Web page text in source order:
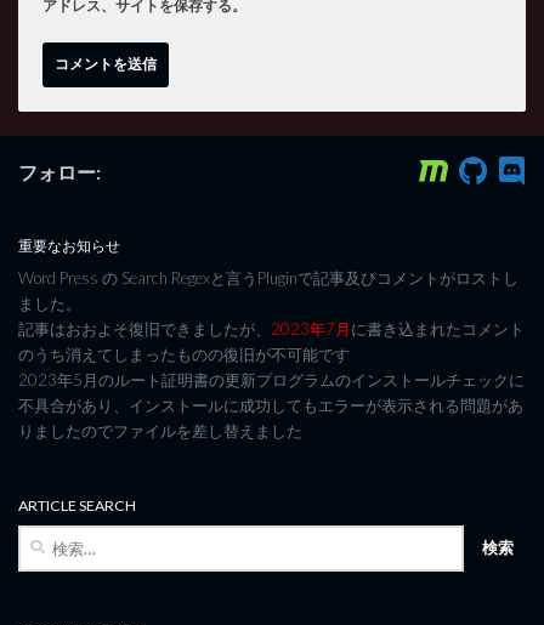
アドレス、サイトを保存する。
フォロー:
重要なお知らせ
Word Press の Search Regexと言うPluginで記事及びコメントがロストし
ました。
記事はおおよそ復旧できましたが、 2023年7月に書き込まれたコメント
のうち消えてしまったものの復旧が不可能です
2023年5月のルート証明書の更新プログラムのインストールチェックに
不具合があり、インストールに成功してもエラーが表示される問題があ
りましたのでファイルを差し替えました
ARTICLE SEARCH